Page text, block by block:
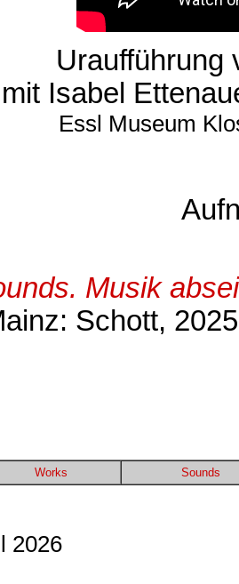
Uraufführung
mit Isabel
Essl Museum
Musik
Schott,
Works Sounds
2026